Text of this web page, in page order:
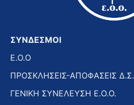
ΣΥΝΔΕΣΜΟΙ
E.O.O
ΠΡΟΣΚΛΗΣΕΙΣ-ΑΠΟΦΑΣΕΙΣ Δ.Σ.
ΓΕΝΙΚΗ ΣΥΝΕΛΕΥΣΗ Ε.Ο.Ο.